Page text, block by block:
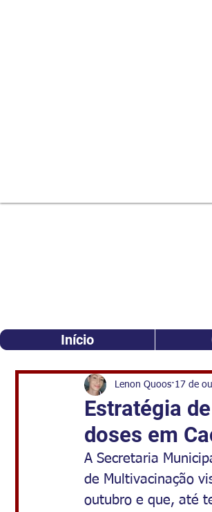
Início
Estratégia
doses em
Lenon Quoos 17 de
A Secretaria
de Multivacinação
outubro e que, até